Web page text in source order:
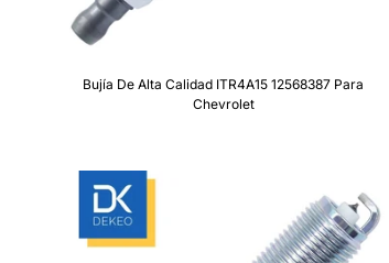
Bujía De Alta Calidad ITR4A15 12568387 Para
Chevrolet